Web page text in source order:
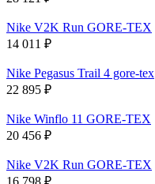
Nike V2K Run GORE-TEX
14 011 ₽
Nike Pegasus Trail 4 gore-tex
22 895 ₽
Nike Winflo 11 GORE-TEX
20 456 ₽
Nike V2K Run GORE-TEX
16 798 ₽